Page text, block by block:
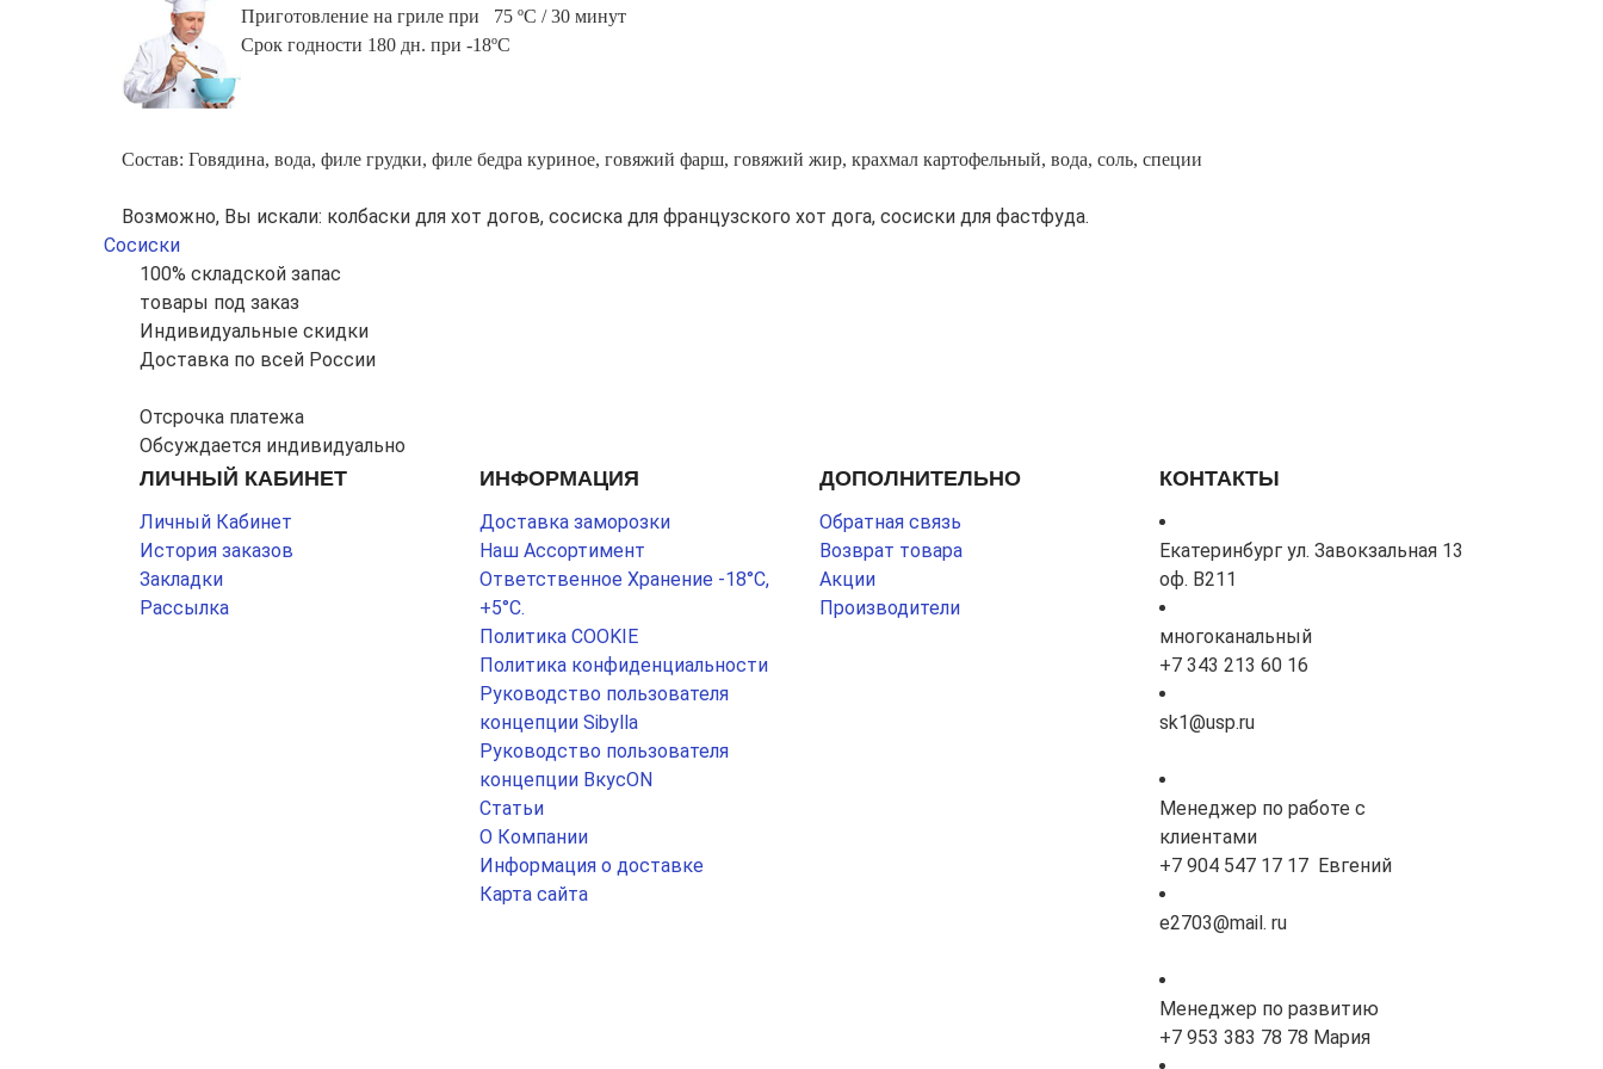
Приготовление на гриле при 75 ºС / 30 минут
Срок годности 180 дн. при -18ºС
Состав: Говядина, вода, филе грудки, филе бедра куриное, говяжий фарш, говяжий жир, крахмал картофельный, вода, соль, специи
Возможно, Вы искали: колбаски для хот догов, сосиска для французского хот дога, сосиски для фастфуда.
Сосиски
100% складской запас
товары под заказ
Индивидуальные скидки
Доставка по всей России
Отсрочка платежа
Обсуждается индивидуально
ЛИЧНЫЙ КАБИНЕТ
Личный Кабинет
История заказов
Закладки
Рассылка
ИНФОРМАЦИЯ
Доставка заморозки
Наш Ассортимент
Ответственное Хранение -18°С,
+5°С.
Политика COOKIE
Политика конфиденциальности
Руководство пользователя
концепции Sibylla
Руководство пользователя
концепции ВкусON
Статьи
О Компании
Информация о доставке
Карта сайта
ДОПОЛНИТЕЛЬНО
Обратная связь
Возврат товара
Акции
Производители
КОНТАКТЫ
Екатеринбург ул. Завокзальная 13
оф. В211
многоканальный
+7 343 213 60 16
sk1@usp.ru
Менеджер по работе с
клиентами
+7 904 547 17 17 Евгений
e2703@mail. ru
Менеджер по развитию
+7 953 383 78 78 Мария